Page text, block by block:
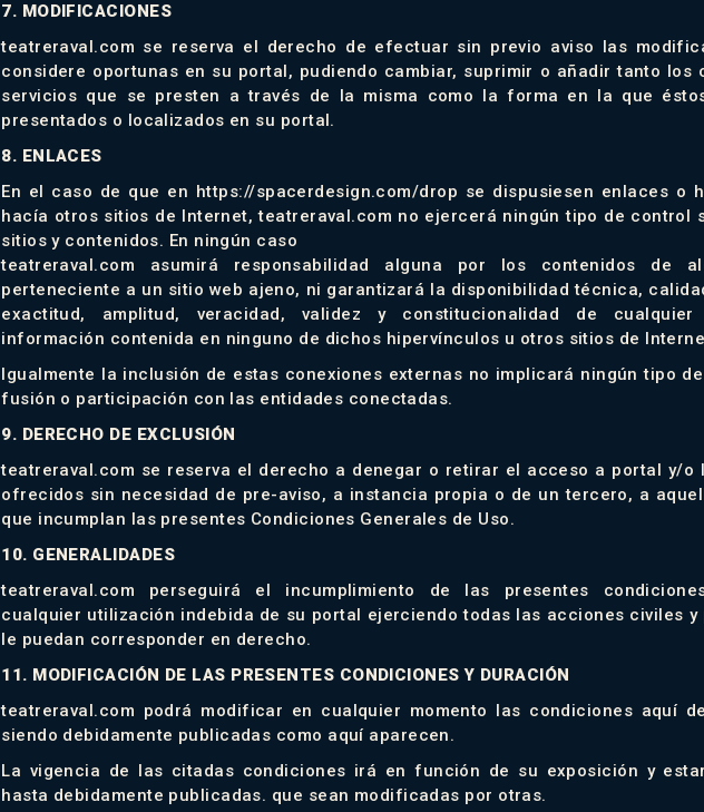
7. MODIFICACIONES
teatreraval.com se reserva el derecho de efectuar sin previo aviso las
considere oportunas en su portal, pudiendo cambiar, suprimir o añadir tanto los
servicios que se presten a través de la misma como la forma en la que
presentados o localizados en su portal.
8. ENLACES
En el caso de que en https://spacerdesign.com/drop se dispusiesen enlaces o
hacía otros sitios de Internet, teatreraval.com no ejercerá ningún tipo de control
sitios y contenidos. En ningún caso
teatreraval.com asumirá responsabilidad alguna por los contenidos de
perteneciente a un sitio web ajeno, ni garantizará la disponibilidad técnica,
exactitud, amplitud, veracidad, validez y constitucionalidad de
información contenida en ninguno de dichos hipervínculos u otros sitios de
Igualmente la inclusión de estas conexiones externas no implicará ningún tipo
fusión o participación con las entidades conectadas.
9. DERECHO DE EXCLUSIÓN
teatreraval.com se reserva el derecho a denegar o retirar el acceso a portal y/o
ofrecidos sin necesidad de pre-aviso, a instancia propia o de un tercero, a
que incumplan las presentes Condiciones Generales de Uso.
10. GENERALIDADES
teatreraval.com perseguirá el incumplimiento de las presentes
cualquier utilización indebida de su portal ejerciendo todas las acciones civiles y
le puedan corresponder en derecho.
11. MODIFICACIÓN DE LAS PRESENTES CONDICIONES Y DURACIÓN
teatreraval.com podrá modificar en cualquier momento las condiciones aquí
siendo debidamente publicadas como aquí aparecen.
La vigencia de las citadas condiciones irá en función de su exposición y
hasta debidamente publicadas. que sean modificadas por otras.